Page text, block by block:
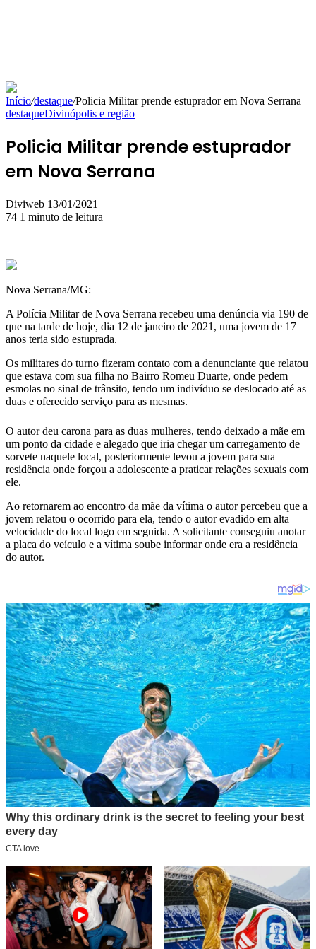
Início/destaque/Policia Militar prende estuprador em Nova Serrana
destaqueDivinópolis e região
Policia Militar prende estuprador
em Nova Serrana
Diviweb Mande
um
13/01/2021
74 1 minuto de leitura
Nova Serrana/MG:
A Polícia Militar de Nova Serrana recebeu uma denúncia via 190 de
que na tarde de hoje, dia 12 de janeiro de 2021, uma jovem de 17
anos teria sido estuprada.
Os militares do turno fizeram contato com a denunciante que relatou
que estava com sua filha no Bairro Romeu Duarte, onde pedem
esmolas no sinal de trânsito, tendo um indivíduo se deslocado até as
duas e oferecido serviço para as mesmas.
O autor deu carona para as duas mulheres, tendo deixado a mãe em
um ponto da cidade e alegado que iria chegar um carregamento de
sorvete naquele local, posteriormente levou a jovem para sua
residência onde forçou a adolescente a praticar relações sexuais com
ele.
Ao retornarem ao encontro da mãe da vítima o autor percebeu que a
jovem relatou o ocorrido para ela, tendo o autor evadido em alta
velocidade do local logo em seguida. A solicitante conseguiu anotar
a placa do veículo e a vítima soube informar onde era a residência
do autor.